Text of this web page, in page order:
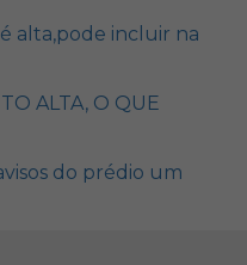
alta,pode incluir na
ALTA, O QUE
do prédio um